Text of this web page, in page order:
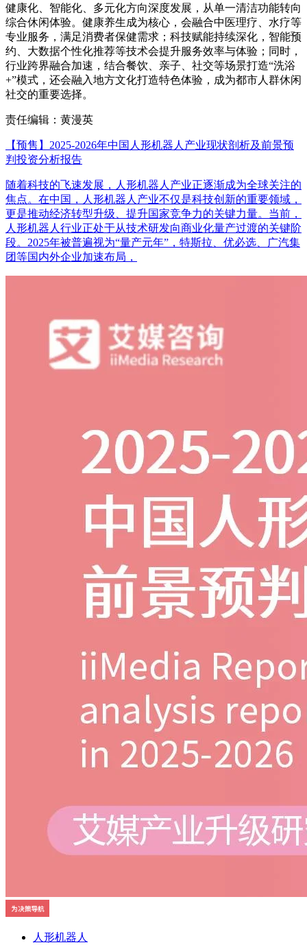
健康化、智能化、多元化方向深度发展，从单一清洁功能转向
综合休闲体验。健康养生成为核心，会融合中医理疗、水疗等
专业服务，满足消费者保健需求；科技赋能持续深化，智能预
约、大数据个性化推荐等技术会提升服务效率与体验；同时，
行业跨界融合加速，结合餐饮、亲子、社交等场景打造“洗浴
+”模式，还会融入地方文化打造特色体验，成为都市人群休闲
社交的重要选择。
责任编辑：黄漫英
【预售】2025-2026年中国人形机器人产业现状剖析及前景预
判投资分析报告
随着科技的飞速发展，人形机器人产业正逐渐成为全球关注的
焦点。在中国，人形机器人产业不仅是科技创新的重要领域，
更是推动经济转型升级、提升国家竞争力的关键力量。当前，
人形机器人行业正处于从技术研发向商业化量产过渡的关键阶
段。2025年被普遍视为“量产元年”，特斯拉、优必选、广汽集
团等国内外企业加速布局，
人形机器人